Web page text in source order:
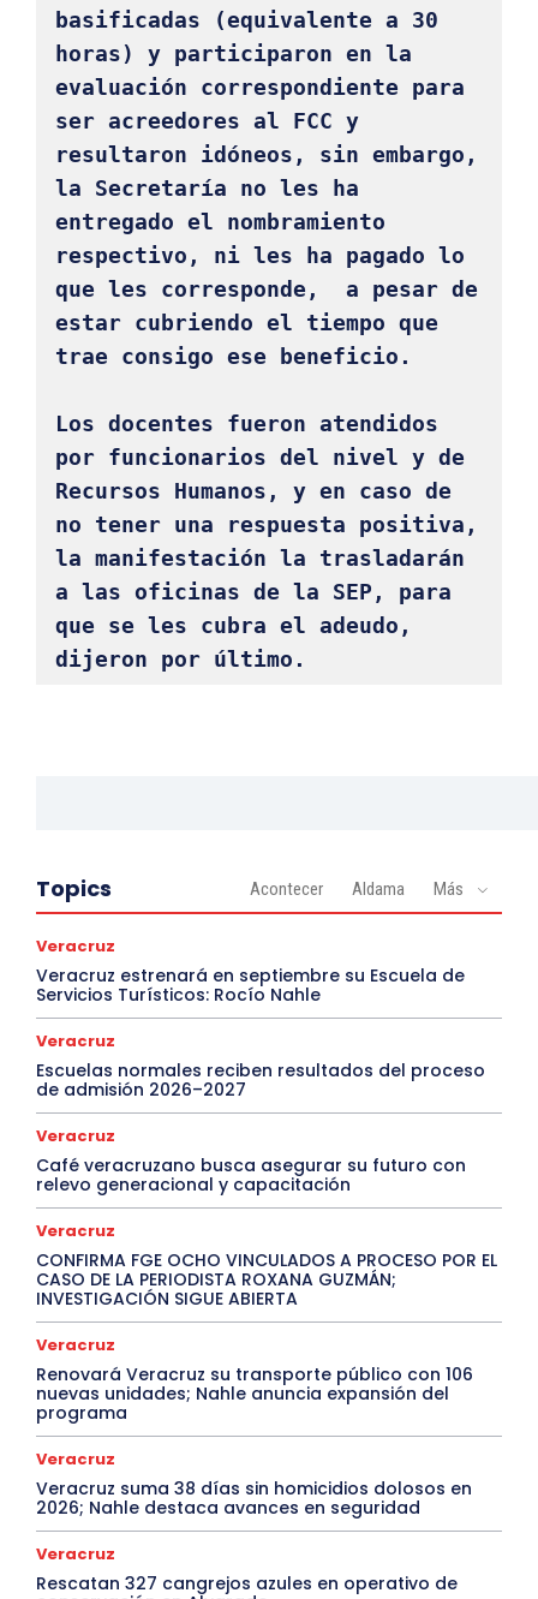
basificadas (equivalente a 30
horas) y participaron en la
evaluación correspondiente para
ser acreedores al FCC y
resultaron idóneos, sin embargo,
la Secretaría no les ha
entregado el nombramiento
respectivo, ni les ha pagado lo
que les corresponde,  a pesar de
estar cubriendo el tiempo que
trae consigo ese beneficio.
Los docentes fueron atendidos
por funcionarios del nivel y de
Recursos Humanos, y en caso de
no tener una respuesta positiva,
la manifestación la trasladarán
a las oficinas de la SEP, para
que se les cubra el adeudo,
dijeron por último.
Topics Acontecer Aldama Más
Veracruz
Veracruz estrenará en septiembre su Escuela de
Servicios Turísticos: Rocío Nahle
Veracruz
Escuelas normales reciben resultados del proceso
de admisión 2026–2027
Veracruz
Café veracruzano busca asegurar su futuro con
relevo generacional y capacitación
Veracruz
CONFIRMA FGE OCHO VINCULADOS A PROCESO POR EL
CASO DE LA PERIODISTA ROXANA GUZMÁN;
INVESTIGACIÓN SIGUE ABIERTA
Veracruz
Renovará Veracruz su transporte público con 106
nuevas unidades; Nahle anuncia expansión del
programa
Veracruz
Veracruz suma 38 días sin homicidios dolosos en
2026; Nahle destaca avances en seguridad
Veracruz
Rescatan 327 cangrejos azules en operativo de